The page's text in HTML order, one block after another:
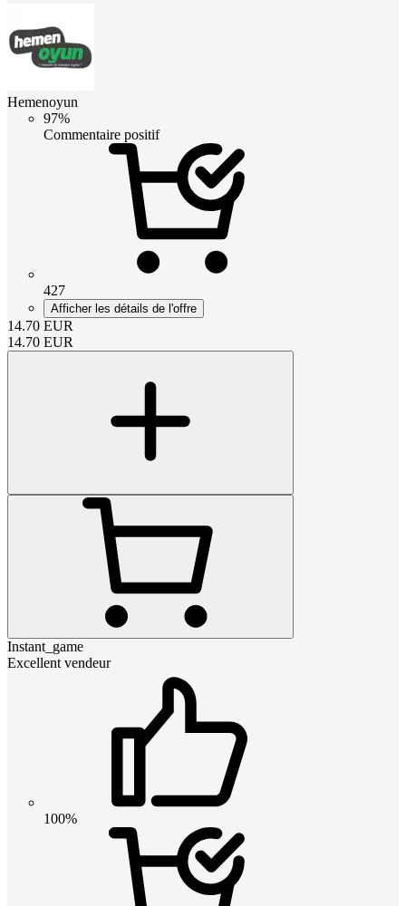
Hemenoyun
97%
Commentaire positif
427
Afficher les détails de l'offre
14.70 EUR
14.70 EUR
Instant_game
Excellent vendeur
100%